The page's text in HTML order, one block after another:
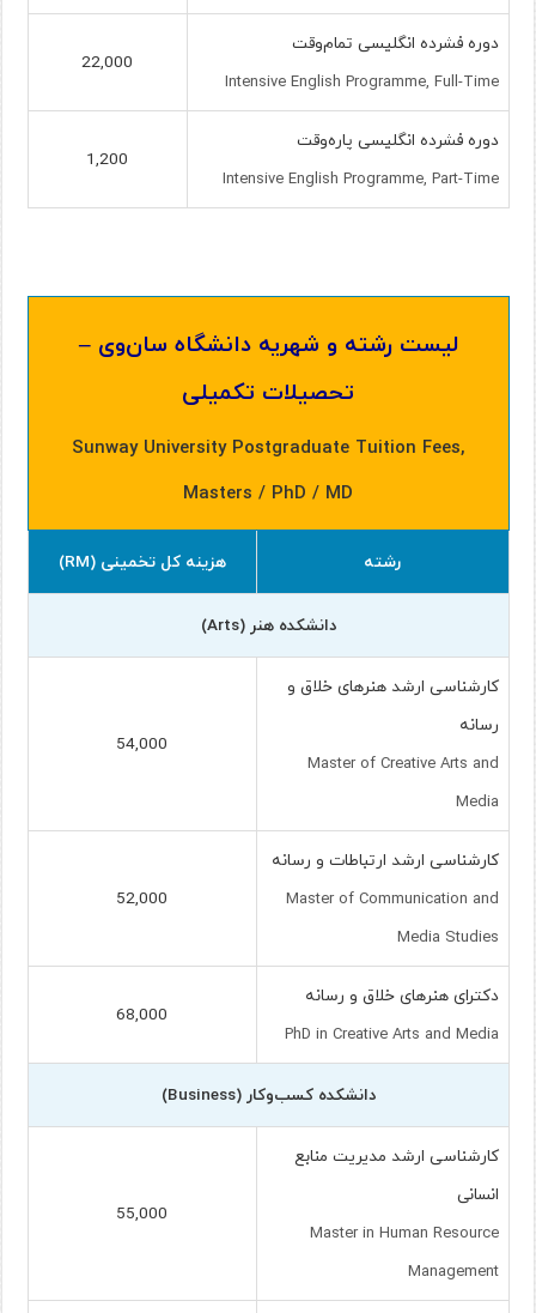
دوره فشرده انگلیسی تمام‌وقت
Intensive English Programme, Full-Time
22,000
دوره فشرده انگلیسی پاره‌وقت
Intensive English Programme, Part-Time
1,200
لیست رشته و شهریه دانشگاه سان‌وی –
تحصیلات تکمیلی
Sunway University Postgraduate Tuition Fees,
Masters / PhD / MD
رشته هزینه کل تخمینی (RM)
دانشکده هنر(Arts)
کارشناسی ارشد هنرهای خلاق و
رسانه
Master of Creative Arts and
Media
54,000
کارشناسی ارشد ارتباطات و رسانه
Master of Communication and
Media Studies
52,000
دکترای هنرهای خلاق و رسانه
PhD in Creative Arts and Media
68,000
دانشکده کسب‌وکار(Business)
کارشناسی ارشد مدیریت منابع
انسانی
Master in Human Resource
Management
55,000